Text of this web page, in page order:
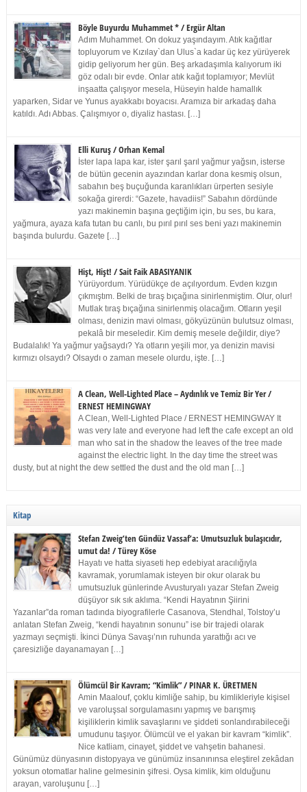
Böyle Buyurdu Muhammet * / Ergür Altan
Adım Muhammet. On dokuz yaşındayım. Atık kağıtlar
topluyorum ve Kızılay`dan Ulus`a kadar üç kez yürüyerek
gidip geliyorum her gün. Beş arkadaşımla kalıyorum iki
göz odalı bir evde. Onlar atık kağıt toplamıyor; Mevlüt
inşaatta çalışıyor mesela, Hüseyin halde hamallık
yaparken, Sidar ve Yunus ayakkabı boyacısı. Aramıza bir arkadaş daha
katıldı. Adı Abbas. Çalışmıyor o, diyaliz hastası. […]
Elli Kuruş / Orhan Kemal
İster lapa lapa kar, ister şarıl şarıl yağmur yağsın, isterse
de bütün gecenin ayazından karlar dona kesmiş olsun,
sabahın beş buçuğunda karanlıkları ürperten sesiyle
sokağa girerdi: “Gazete, havadiis!” Sabahın dördünde
yazı makinemin başına geçtiğim için, bu ses, bu kara,
yağmura, ayaza kafa tutan bu canlı, bu pırıl pırıl ses beni yazı makinemin
başında bulurdu. Gazete […]
Hişt, Hişt! / Sait Faik ABASIYANIK
Yürüyordum. Yürüdükçe de açılıyordum. Evden kızgın
çıkmıştım. Belki de tıraş bıçağına sinirlenmiştim. Olur, olur!
Mutlak tıraş bıçağına sinirlenmiş olacağım. Otların yeşil
olması, denizin mavi olması, gökyüzünün bulutsuz olması,
pekalâ bir meseledir. Kim demiş mesele değildir, diye?
Budalalık! Ya yağmur yağsaydı? Ya otların yeşili mor, ya denizin mavisi
kırmızı olsaydı? Olsaydı o zaman mesele olurdu, işte. […]
A Clean, Well-Lighted Place – Aydınlık ve Temiz Bir Yer /
ERNEST HEMINGWAY
A Clean, Well-Lighted Place / ERNEST HEMINGWAY It
was very late and everyone had left the cafe except an old
man who sat in the shadow the leaves of the tree made
against the electric light. In the day time the street was
dusty, but at night the dew settled the dust and the old man […]
Kitap
Stefan Zweig’ten Gündüz Vassaf’a: Umutsuzluk bulaşıcıdır,
umut da! / Türey Köse
Hayatı ve hatta siyaseti hep edebiyat aracılığıyla
kavramak, yorumlamak isteyen bir okur olarak bu
umutsuzluk günlerinde Avusturyalı yazar Stefan Zweig
düşüyor sık sık aklıma. “Kendi Hayatının Şiirini
Yazanlar”da roman tadında biyografilerle Casanova, Stendhal, Tolstoy’u
anlatan Stefan Zweig, “kendi hayatının sonunu” ise bir trajedi olarak
yazmayı seçmişti. İkinci Dünya Savaşı’nın ruhunda yarattığı acı ve
çaresizliğe dayanamayan […]
Ölümcül Bir Kavram; “Kimlik” / PINAR K. ÜRETMEN
Amin Maalouf, çoklu kimliğe sahip, bu kimlikleriyle kişisel
ve varoluşsal sorgulamasını yapmış ve barışmış
kişiliklerin kimlik savaşlarını ve şiddeti sonlandırabileceği
umudunu taşıyor. Ölümcül ve el yakan bir kavram “kimlik”.
Nice katliam, cinayet, şiddet ve vahşetin bahanesi.
Günümüz dünyasının distopyaya ve günümüz insanınınsa eleştirel zekâdan
yoksun otomatlar haline gelmesinin şifresi. Oysa kimlik, kim olduğunu
arayan, varoluşunu […]